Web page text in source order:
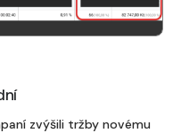
zvýšili tržby novému